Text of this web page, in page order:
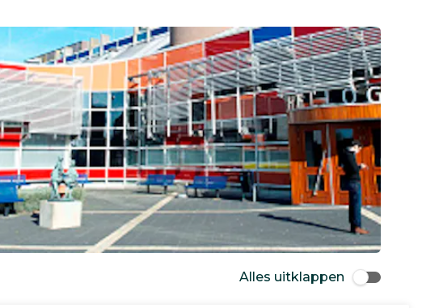
Alles uitklappen